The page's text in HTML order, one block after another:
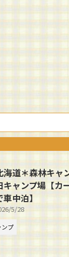
海道＊森林キャ
キャンプ場【カ
中泊】
5/28
ンプ